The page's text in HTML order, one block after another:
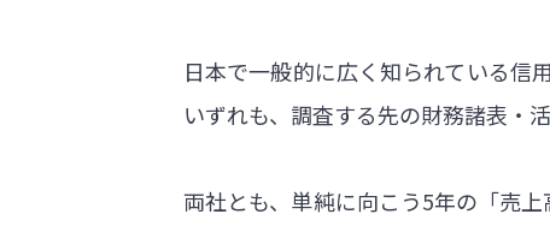
日本で一般的に広く知られている信
いずれも、調査する先の財務諸表・
両社とも、単純に向こう5年の「売